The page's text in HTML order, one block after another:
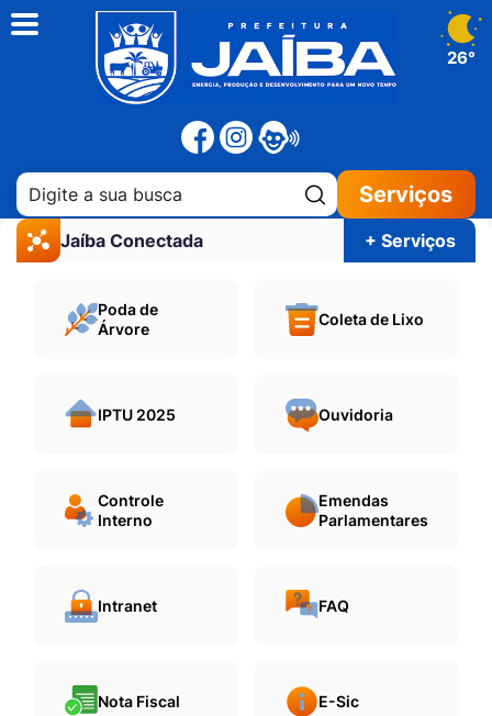
Pesquisar:
Serviços
26°
Jaíba Conectada + Serviços
Poda de
Árvore
Coleta de Lixo
IPTU 2025 Ouvidoria
Controle
Interno
Emendas
Parlamentares
Intranet FAQ
Nota Fiscal E-Sic